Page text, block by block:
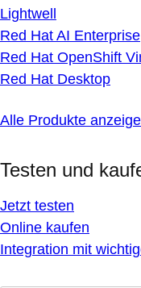
Lightwell
Red Hat AI Enterprise
Red Hat OpenShift
Red Hat Desktop
Alle Produkte
Testen und
Jetzt testen
Online kaufen
Integration mit